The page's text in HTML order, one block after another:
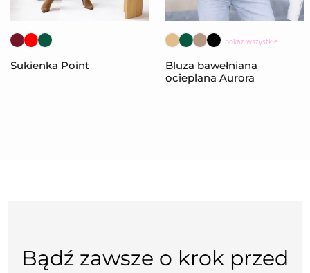
Sukienka Point
pokaż wszystkie
Bluza bawełniana
ocieplana Aurora
Bądź zawsze o krok przed